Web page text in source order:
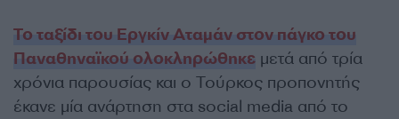
Το ταξίδι του Εργκίν Αταμάν στον πάγκο του
Παναθηναϊκού ολοκληρώθηκε μετά από τρία
χρόνια παρουσίας και ο Τούρκος προπονητής
έκανε μία ανάρτηση στα social media από το